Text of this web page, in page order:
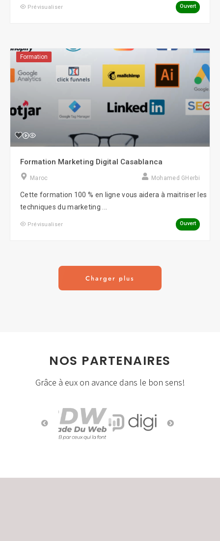
Prévisualiser Ouvert
Formation
Formation Marketing Digital Casablanca
Maroc Mohamed GHerbi
Cette formation 100 % en ligne vous aidera à maitriser les
techniques du marketing ...
Prévisualiser Ouvert
Charger plus
NOS PARTENAIRES
Grâce à eux on avance dans le bon sens!